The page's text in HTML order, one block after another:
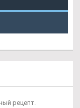
рецепт.